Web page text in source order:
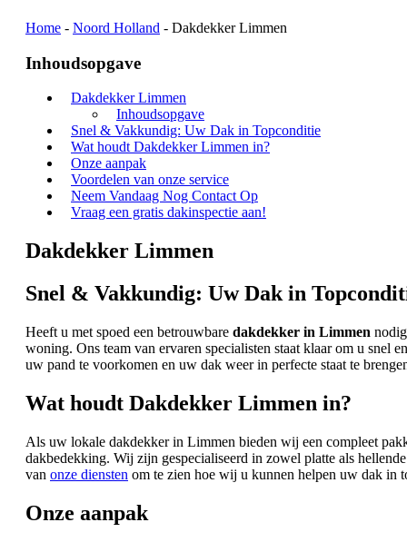
Home - Noord Holland - Dakdekker Limmen
Inhoudsopgave
Dakdekker Limmen
Inhoudsopgave
Snel & Vakkundig: Uw Dak in Topconditie
Wat houdt Dakdekker Limmen in?
Onze aanpak
Voordelen van onze service
Neem Vandaag Nog Contact Op
Vraag een gratis dakinspectie aan!
Dakdekker Limmen
Snel & Vakkundig: Uw Dak in
Heeft u met spoed een betrouwbare dakdekker in Limmen
woning. Ons team van ervaren specialisten staat klaar om u snel
uw pand te voorkomen en uw dak weer in perfecte staat te
Wat houdt Dakdekker Limmen in?
Als uw lokale dakdekker in Limmen bieden wij een compleet
dakbedekking. Wij zijn gespecialiseerd in zowel platte als
van onze diensten om te zien hoe wij u kunnen helpen uw dak in
Onze aanpak